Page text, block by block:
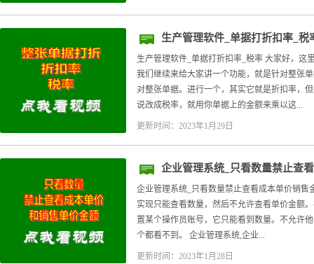
生产管理软件_单据打折扣率_税
生产管理软件_单据打折扣率_税率 大家好，这
我们继续来给大家讲一个功能，就是针对整张
对整张单据。进行一个，其实它就是折扣率，
说改成税率，就用你单据上的金额来乘以这...
更新时间：2023年1月29日
企业管理系统_只看数量禁止查
企业管理系统_只看数量禁止查看成本单价销
实现只能查看数量，然后不允许查看单价金额
置某个操作员账号，它只能看到数量。不允许
个都看不到。 企业管理系统,企业...
更新时间：2023年1月28日